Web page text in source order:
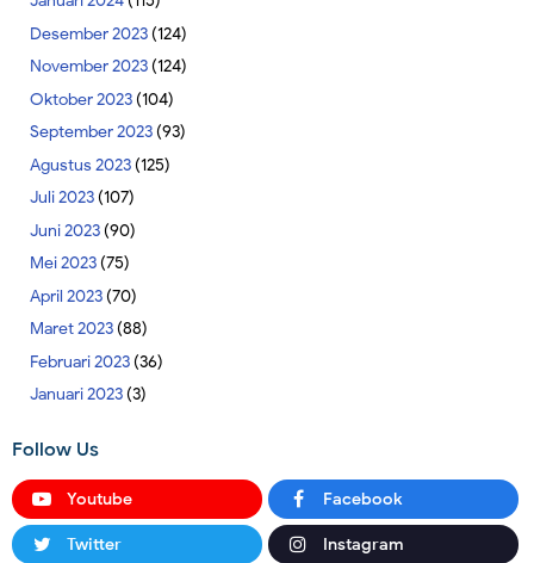
Desember 2023(124)
November 2023(124)
Oktober 2023(104)
September 2023(93)
Agustus 2023(125)
Juli 2023(107)
Juni 2023(90)
Mei 2023(75)
April 2023(70)
Maret 2023(88)
Februari 2023(36)
Januari 2023(3)
Follow Us
Youtube Facebook
Twitter Instagram